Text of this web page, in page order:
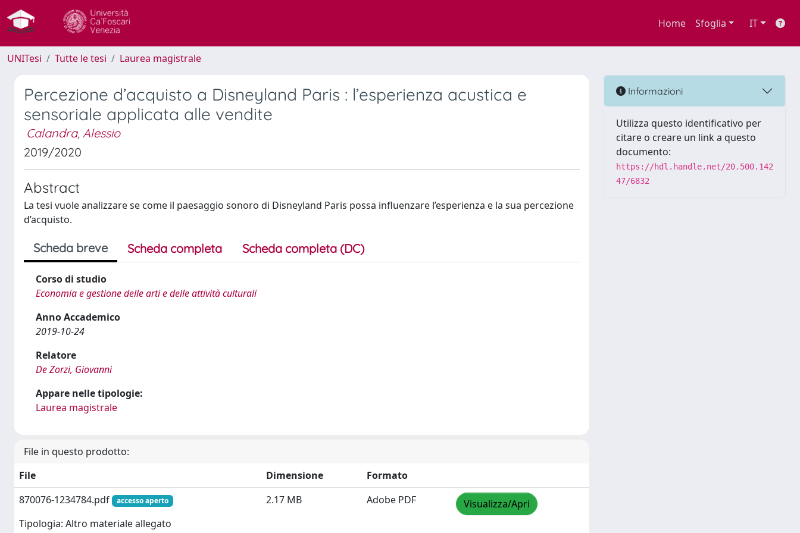
Home Sfoglia IT
UNITesi Tutte le tesi Laurea magistrale
Percezione d’acquisto a Disneyland Paris : l’esperienza acustica e
sensoriale applicata alle vendite
Calandra, Alessio
2019/2020
Abstract
La tesi vuole analizzare se come il paesaggio sonoro di Disneyland Paris possa influenzare l’esperienza e la sua percezione
d’acquisto.
Scheda breve Scheda completa Scheda completa (DC)
Corso di studio
Economia e gestione delle arti e delle attività culturali
Anno Accademico
2019-10-24
Relatore
De Zorzi, Giovanni
Appare nelle tipologie:
Laurea magistrale
File in questo prodotto:
File
Dimensione
Formato
870076-1234784.pdf
accesso aperto
Tipologia: Altro materiale allegato
2.17 MB Adobe PDF Visualizza/Apri
Informazioni
Utilizza questo identificativo per
citare o creare un link a questo
documento:
https://hdl.handle.net/20.500.142
47/6832